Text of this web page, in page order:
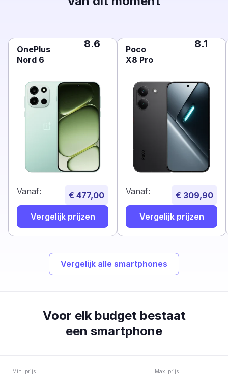
OnePlus
Nord 6
8.6
Vanaf: € 477,00
Vergelijk prijzen
Poco
X8 Pro
8.1
Vanaf: € 309,90
Vergelijk prijzen
Vergelijk alle smartphones
Voor elk budget bestaat
een smartphone
Min. prijs Max. prijs